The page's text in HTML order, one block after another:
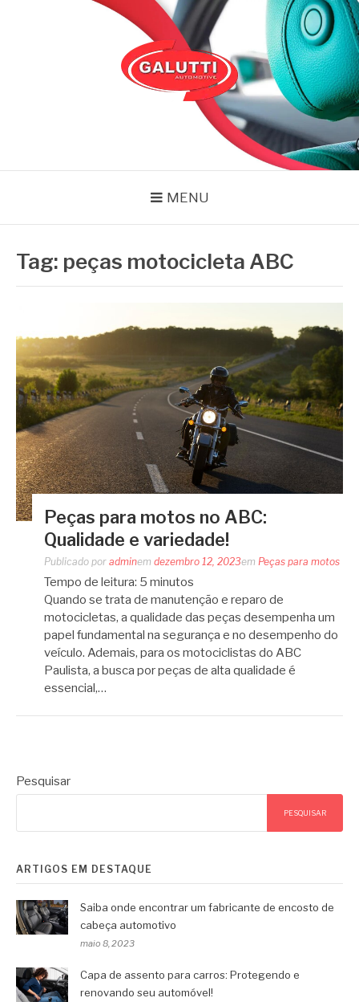
MENU
Tag: peças motocicleta ABC
Peças para motos no ABC:
Qualidade e variedade!
Publicado por adminem dezembro 12, 2023em Peças para motos
Tempo de leitura: 5 minutos
Quando se trata de manutenção e reparo de
motocicletas, a qualidade das peças desempenha um
papel fundamental na segurança e no desempenho do
veículo. Ademais, para os motociclistas do ABC
Paulista, a busca por peças de alta qualidade é
essencial,…
Pesquisar
PESQUISAR
ARTIGOS EM DESTAQUE
Saiba onde encontrar um fabricante de encosto de
cabeça automotivo
maio 8, 2023
Capa de assento para carros: Protegendo e
renovando seu automóvel!